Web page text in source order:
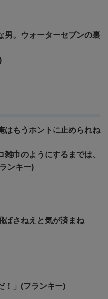
男。ウォーターセブンの裏
はもうホントに止められね
雑巾のようにするまでは、
ンキー)
ばさねえと気が済まね
！」(フランキー)